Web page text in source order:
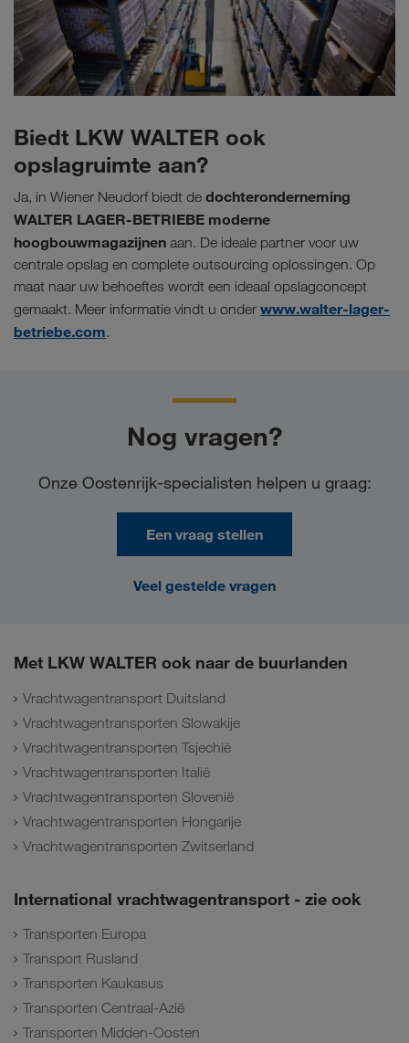
Biedt LKW WALTER ook
opslagruimte aan?
Ja, in Wiener Neudorf biedt de dochteronderneming
WALTER LAGER-BETRIEBE moderne
hoogbouwmagazijnen aan. De ideale partner voor uw
centrale opslag en complete outsourcing oplossingen. Op
maat naar uw behoeftes wordt een ideaal opslagconcept
gemaakt. Meer informatie vindt u onder www.walter-lager-
betriebe.com.
Nog vragen?
Onze Oostenrijk-specialisten helpen u graag:
Een vraag stellen
Veel gestelde vragen
Met LKW WALTER ook naar de buurlanden
Vrachtwagentransport Duitsland
Vrachtwagentransporten Slowakije
Vrachtwagentransporten Tsjechië
Vrachtwagentransporten Italië
Vrachtwagentransporten Slovenië
Vrachtwagentransporten Hongarije
Vrachtwagentransporten Zwitserland
International vrachtwagentransport - zie ook
Transporten Europa
Transport Rusland
Transporten Kaukasus
Transporten Centraal-Azië
Transporten Midden-Oosten